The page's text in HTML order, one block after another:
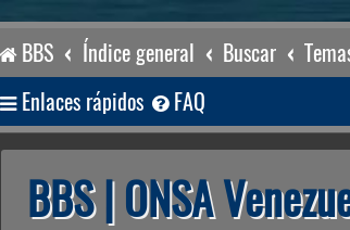
BBS Índice general Buscar
Enlaces rápidos FAQ
BBS | ONSA